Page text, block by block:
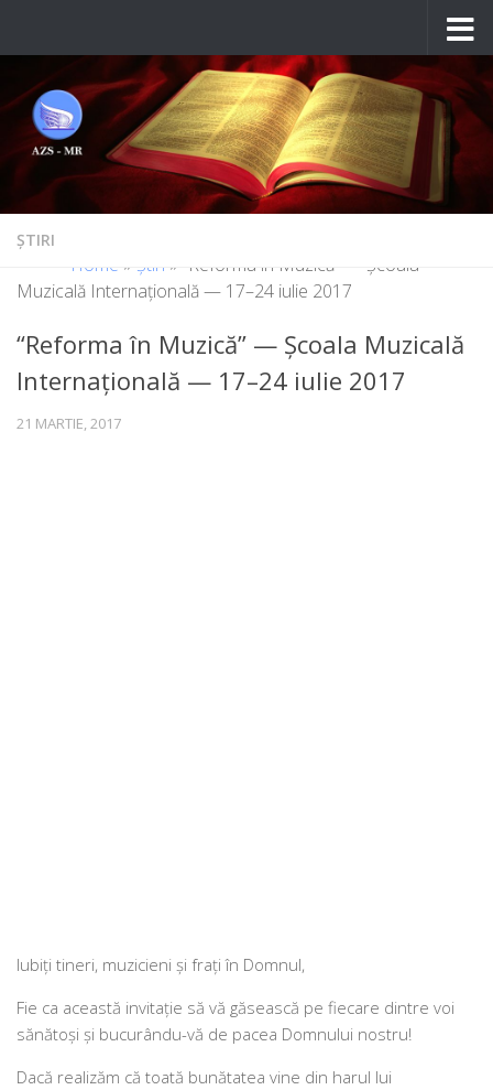
ȘTIRI
Home » Știri » “Reforma în Muzică” — Şcoala
Muzicală Internaţională — 17–24 iulie 2017
“Reforma în Muzică” — Şcoala Muzicală
Internaţională — 17–24 iulie 2017
21 MARTIE, 2017
Iubiţi tineri, muzi­cieni şi fra­ţi în Domnul,
Fie ca aceas­tă invi­ta­ţie să vă găseas­că pe fie­ca­re din­tre voi
sănă­toşi şi bucu­rân­du-vă de pacea Domnului nostru!
Dacă rea­li­zăm că toa­tă bună­ta­tea vine din harul lui